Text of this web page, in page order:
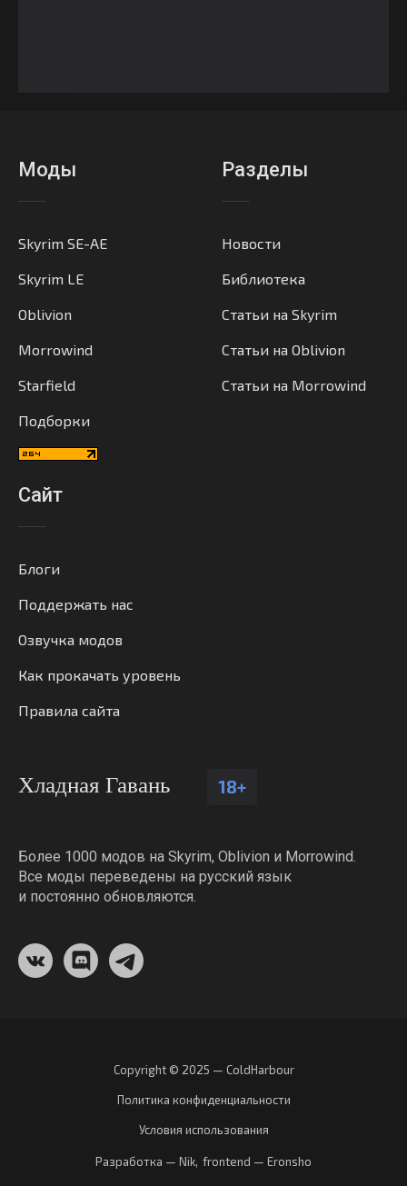
Моды
Skyrim SE-AE
Skyrim LE
Oblivion
Morrowind
Starfield
Подборки
Разделы
Новости
Библиотека
Статьи на Skyrim
Статьи на Oblivion
Статьи на Morrowind
Сайт
Блоги
Поддержать нас
Озвучка модов
Как прокачать уровень
Правила сайта
Хладная Гавань 18+
Более 1000 модов на Skyrim, Oblivion и Morrowind.
Все моды переведены на русский язык
и постоянно обновляются.
Copyright © 2025 — ColdHarbour
Политика конфиденциальности
Условия использования
Разработка — Nik, frontend — Eronsho